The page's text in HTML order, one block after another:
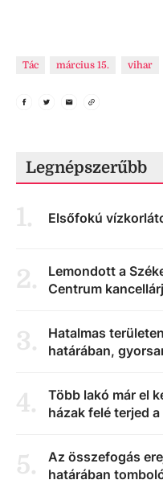
Tác március 15. vihar
Legnépszerűbb
1. Elsőfokú
2.
Lemondott a
Centrum
3.
Hatalmas
határában,
4.
Több lakó már el
házak felé terjed
5.
Az összefogás
határában